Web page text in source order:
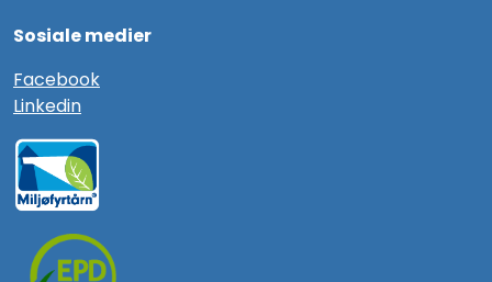
Sosiale medier
Facebook
Linkedin